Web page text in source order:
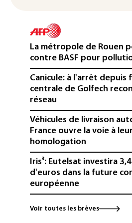
La métropole de Rouen
contre BASF pour
Canicule: à l'arrêt depuis
centrale de Golfech
réseau
Véhicules de livraison
France ouvre la voie à leur
homologation
Iris³: Eutelsat investira
d'euros dans la future
européenne
Le magazine VSD racheté
Voir toutes les brèves